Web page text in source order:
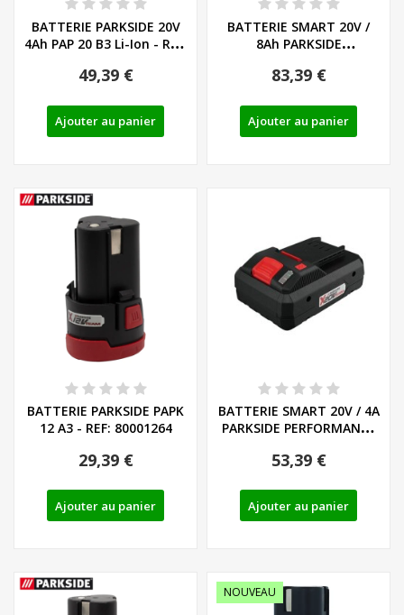
BATTERIE PARKSIDE 20V
4Ah PAP 20 B3 Li-Ion - REF:
49,39 €
Ajouter au panier
BATTERIE SMART 20V /
8Ah PARKSIDE
A1...
83,39 €
Ajouter au panier
BATTERIE PARKSIDE PAPK
12 A3 - REF: 80001264
29,39 €
Ajouter au panier
BATTERIE SMART 20V / 4A
PARKSIDE PERFORMANCE
53,39 €
Ajouter au panier
NOUVEAU